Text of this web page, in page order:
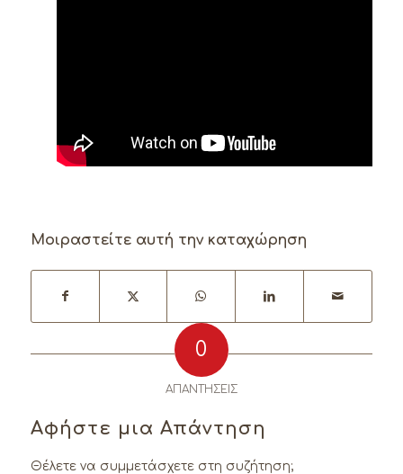
Μοιραστείτε αυτή την καταχώρηση
0
ΑΠΑΝΤΉΣΕΙΣ
Αφήστε μια Απάντηση
Θέλετε να συμμετάσχετε στη συζήτηση;